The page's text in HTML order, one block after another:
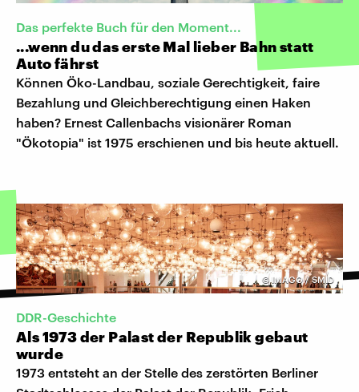
Das perfekte Buch für den Moment...
...wenn du das erste Mal lieber Bahn statt
Auto fährst
Können Öko-Landbau, soziale Gerechtigkeit, faire
Bezahlung und Gleichberechtigung einen Haken
haben? Ernest Callenbachs visionärer Roman
"Ökotopia" ist 1975 erschienen und bis heute aktuell.
© IMAGO / SMID
DDR-Geschichte
Als 1973 der Palast der Republik gebaut
wurde
1973 entsteht an der Stelle des zerstörten Berliner